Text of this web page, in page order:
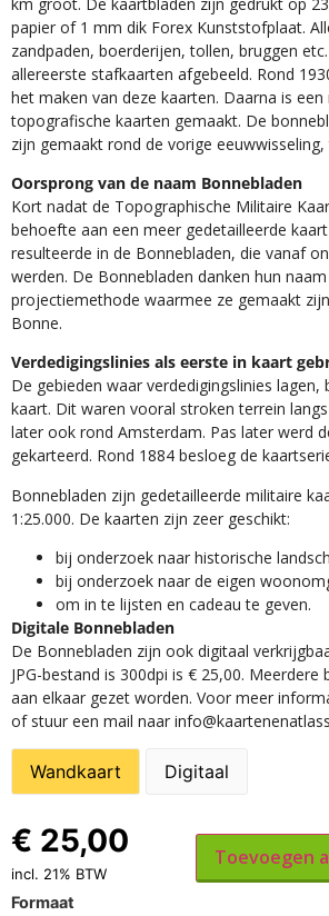
papier of 1 mm dik Forex Kunststofplaat.
zandpaden, boerderijen, tollen, bruggen
allereerste stafkaarten afgebeeld. Rond
het maken van deze kaarten. Daarna is een
topografische kaarten gemaakt. De
zijn gemaakt rond de vorige
Oorsprong van de naam Bonnebladen
Kort nadat de Topographische Militaire
behoefte aan een meer gedetailleerde
resulteerde in de Bonnebladen, die vanaf
werden. De Bonnebladen danken hun
projectiemethode waarmee ze gemaakt
Bonne.
Verdedigingslinies als eerste in kaart
De gebieden waar verdedigingslinies lagen,
kaart. Dit waren vooral stroken terrein
later ook rond Amsterdam. Pas later werd
gekarteerd. Rond 1884 besloeg de
Bonnebladen zijn gedetailleerde militaire
1:25.000. De kaarten zijn zeer geschikt:​
​bij onderzoek naar historische
bij onderzoek naar de eigen
om in te lijsten en cadeau te geven.
Digitale Bonnebladen
De Bonnebladen zijn ook digitaal
JPG-bestand is 300dpi is € 25,00. Meerdere
aan elkaar gezet worden. Voor meer
of stuur een mail naar
Wandkaart Digitaal
Formaat
€ 25,00
incl. 21% BTW
Toevoegen